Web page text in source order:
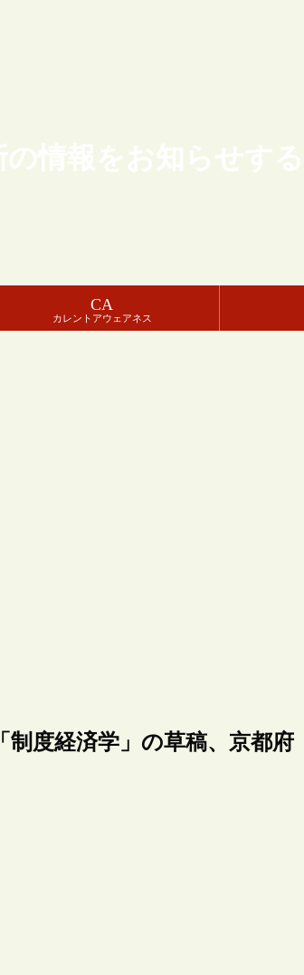
情報をお知らせす
CA
カレントアウェアネス
度経済学」の草稿、京都府